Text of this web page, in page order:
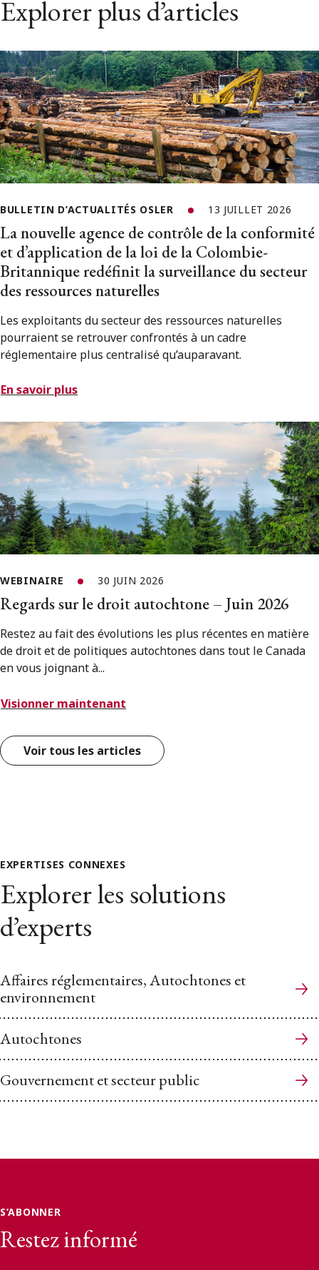
Explorer plus d’articles
BULLETIN D’ACTUALITÉS OSLER 13 JUILLET 2026
La nouvelle agence de contrôle de la conformité
et d’application de la loi de la Colombie-
Britannique redéfinit la surveillance du secteur
des ressources naturelles
Les exploitants du secteur des ressources naturelles
pourraient se retrouver confrontés à un cadre
réglementaire plus centralisé qu’auparavant.
En savoir plus
WEBINAIRE 30 JUIN 2026
Regards sur le droit autochtone – Juin 2026
Restez au fait des évolutions les plus récentes en matière
de droit et de politiques autochtones dans tout le Canada
en vous joignant à...
Visionner maintenant
Voir tous les articles
EXPERTISES CONNEXES
Explorer les solutions
d’experts
Affaires réglementaires, Autochtones et
environnement
Autochtones
Gouvernement et secteur public
S’ABONNER
Restez informé